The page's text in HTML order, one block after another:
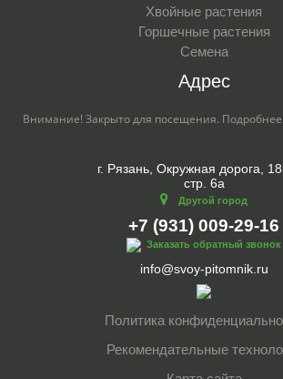
Хвойные растения
Горшечные растения
Семена
Адрес
Внимание! Закрыто для посещения.
г. Рязань, Окружная дорога,
стр. 6а
Другой город
+7 (931) 009-29-16
Заказать обратный звонок
info@svoy-pitomnik.ru
Политика
Рекомендательные